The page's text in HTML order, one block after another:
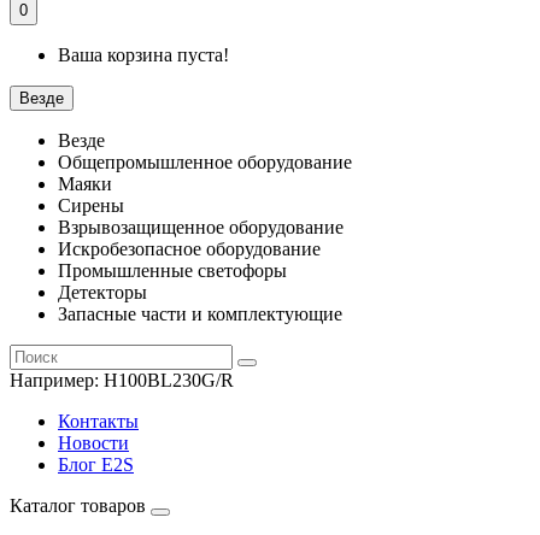
0
Ваша корзина пуста!
Везде
Везде
Общепромышленное оборудование
Маяки
Сирены
Взрывозащищенное оборудование
Искробезопасное оборудование
Промышленные светофоры
Детекторы
Запасные части и комплектующие
Например: H100BL230G/R
Контакты
Новости
Блог E2S
Каталог товаров